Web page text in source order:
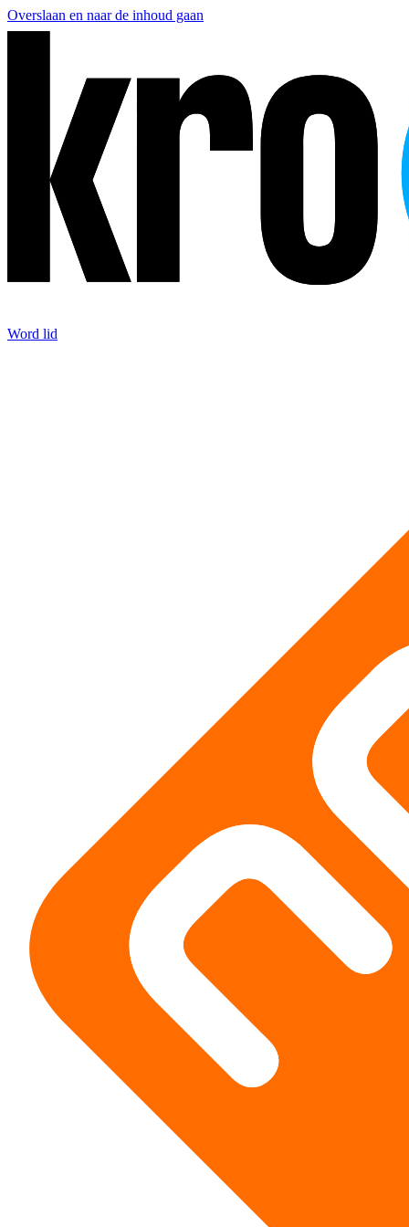
Overslaan en naar de inhoud gaan
Word lid